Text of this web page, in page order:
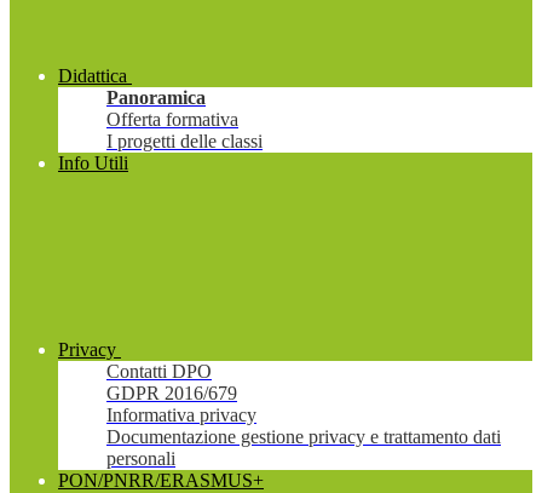
Didattica
Panoramica
Offerta formativa
I progetti delle classi
Info Utili
Privacy
Contatti DPO
GDPR 2016/679
Informativa privacy
Documentazione gestione privacy e trattamento dati
personali
PON/PNRR/ERASMUS+